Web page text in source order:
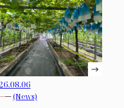
(News)